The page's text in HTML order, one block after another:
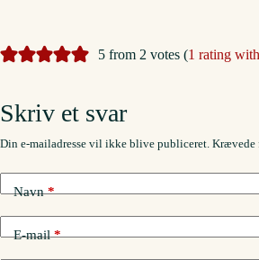
5 from 2 votes (1 rating
Skriv et svar
Din e-mailadresse vil ikke blive publiceret. Krævede
Navn*
E-mail*